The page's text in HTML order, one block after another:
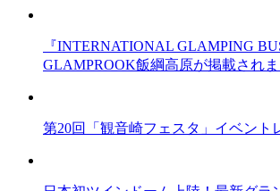
『INTERNATIONAL GLAMPING
GLAMPROOK飯綱高原が掲載されま
第20回「観音崎フェスタ」イベント